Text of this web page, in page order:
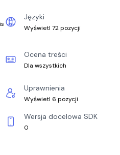
Języki
Wyświetl 72 pozycji
Ocena treści
Dla wszystkich
Uprawnienia
Wyświetl 6 pozycji
Wersja docelowa SDK
0